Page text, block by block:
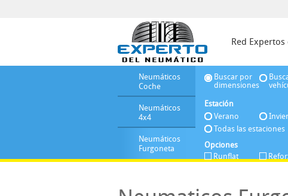
Red
Neumáticos
Coche
Neumáticos
4x4
Neumáticos
Furgoneta
Buscar por
dimensiones
Estación
Verano
Todas las estaciones
Opciones
Runflat